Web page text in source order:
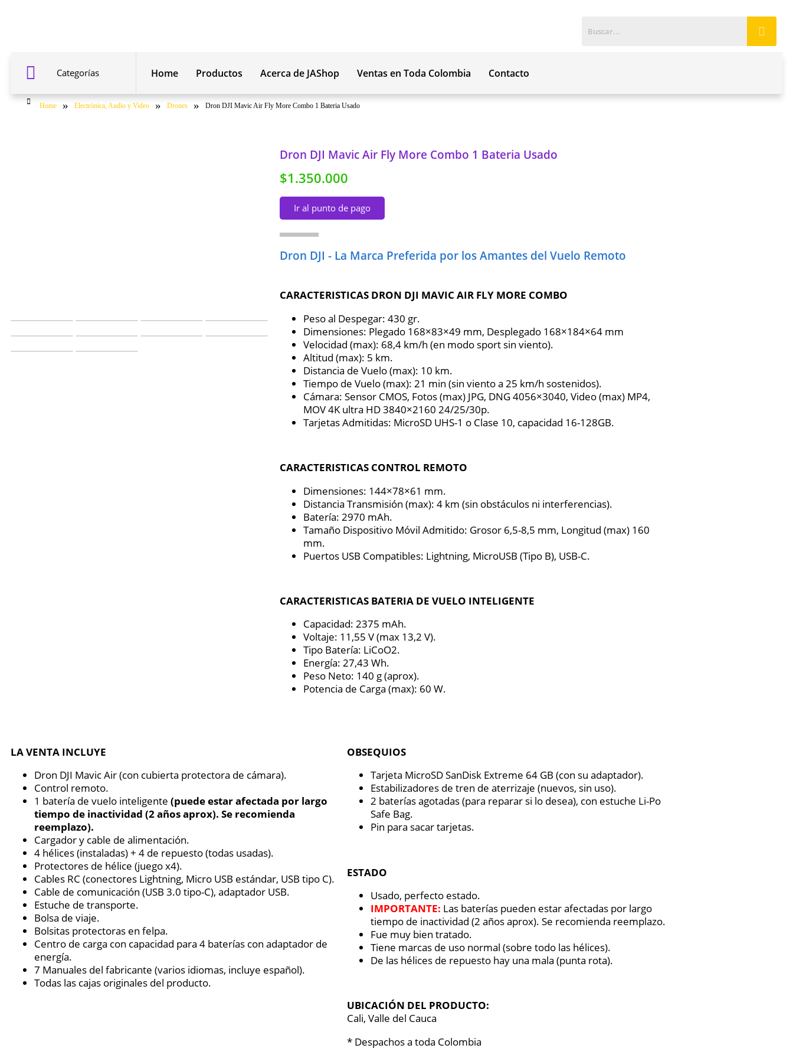
Categorías Home Productos Acerca de JAShop Ventas en Toda Colombia Contacto
Home » Electrónica, Audio y Video » Drones » Dron DJI Mavic Air Fly More Combo 1 Bateria Usado
Dron DJI Mavic Air Fly More Combo 1 Bateria Usado
$1.350.000
Ir al punto de pago
Dron DJI - La Marca Preferida por los Amantes del Vuelo Remoto
CARACTERISTICAS DRON DJI MAVIC AIR FLY MORE COMBO
Peso al Despegar: 430 gr.
Dimensiones: Plegado 168×83×49 mm, Desplegado 168×184×64 mm
Velocidad (max): 68,4 km/h (en modo sport sin viento).
Altitud (max): 5 km.
Distancia de Vuelo (max): 10 km.
Tiempo de Vuelo (max): 21 min (sin viento a 25 km/h sostenidos).
Cámara: Sensor CMOS, Fotos (max) JPG, DNG 4056×3040, Video (max) MP4,
MOV 4K ultra HD 3840×2160 24/25/30p.
Tarjetas Admitidas: MicroSD UHS-1 o Clase 10, capacidad 16-128GB.
CARACTERISTICAS CONTROL REMOTO
Dimensiones: 144×78×61 mm.
Distancia Transmisión (max): 4 km (sin obstáculos ni interferencias).
Batería: 2970 mAh.
Tamaño Dispositivo Móvil Admitido: Grosor 6,5-8,5 mm, Longitud (max) 160
mm.
Puertos USB Compatibles: Lightning, MicroUSB (Tipo B), USB-C.
CARACTERISTICAS BATERIA DE VUELO INTELIGENTE
Capacidad: 2375 mAh.
Voltaje: 11,55 V (max 13,2 V).
Tipo Batería: LiCoO2.
Energía: 27,43 Wh.
Peso Neto: 140 g (aprox).
Potencia de Carga (max): 60 W.
LA VENTA INCLUYE
Dron DJI Mavic Air (con cubierta protectora de cámara).
Control remoto.
1 batería de vuelo inteligente (puede estar afectada por largo
tiempo de inactividad (2 años aprox). Se recomienda
reemplazo).
Cargador y cable de alimentación.
4 hélices (instaladas) + 4 de repuesto (todas usadas).
Protectores de hélice (juego x4).
Cables RC (conectores Lightning, Micro USB estándar, USB tipo C).
Cable de comunicación (USB 3.0 tipo-C), adaptador USB.
Estuche de transporte.
Bolsa de viaje.
Bolsitas protectoras en felpa.
Centro de carga con capacidad para 4 baterías con adaptador de
energía.
7 Manuales del fabricante (varios idiomas, incluye español).
Todas las cajas originales del producto.
OBSEQUIOS
Tarjeta MicroSD SanDisk Extreme 64 GB (con su adaptador).
Estabilizadores de tren de aterrizaje (nuevos, sin uso).
2 baterías agotadas (para reparar si lo desea), con estuche Li-Po
Safe Bag.
Pin para sacar tarjetas.
ESTADO
Usado, perfecto estado.
IMPORTANTE: Las baterías pueden estar afectadas por largo
tiempo de inactividad (2 años aprox). Se recomienda reemplazo.
Fue muy bien tratado.
Tiene marcas de uso normal (sobre todo las hélices).
De las hélices de repuesto hay una mala (punta rota).
UBICACIÓN DEL PRODUCTO:
Cali, Valle del Cauca
* Despachos a toda Colombia